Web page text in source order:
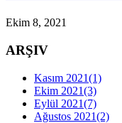
Ekim 8, 2021
ARŞIV
Kasım 2021(1)
Ekim 2021(3)
Eylül 2021(7)
Ağustos 2021(2)